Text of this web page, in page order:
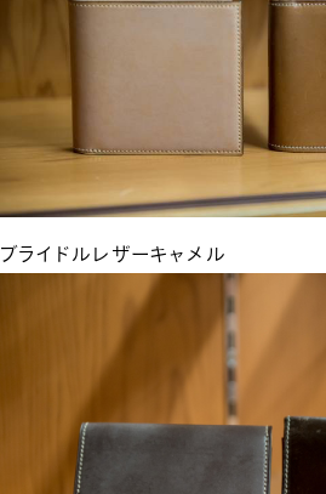
ブライドルレザーキャメル